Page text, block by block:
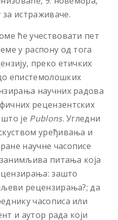
истраживаче.
ће учествовати пет
у распону од тога
преко етичких
епистемолошких
научних радова
рецензентских
је Publons. Угледни
уређивања и
научне часописе
питања која
зашто
рецензирања?; да
часописа или
и аутор рада који